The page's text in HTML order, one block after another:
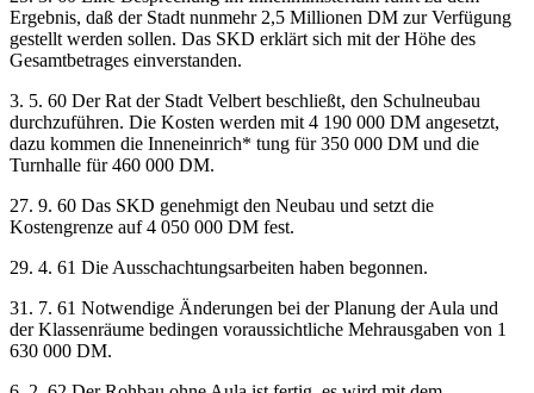
Ergebnis, daß der Stadt nunmehr 2,5 Millionen DM zur Verfügung
gestellt werden sollen. Das SKD erklärt sich mit der Höhe des
Gesamtbetrages einverstanden.
3. 5. 60 Der Rat der Stadt Velbert beschließt, den Schulneubau
durchzuführen. Die Kosten werden mit 4 190 000 DM angesetzt,
dazu kommen die Inneneinrich* tung für 350 000 DM und die
Turnhalle für 460 000 DM.
27. 9. 60 Das SKD genehmigt den Neubau und setzt die
Kostengrenze auf 4 050 000 DM fest.
29. 4. 61 Die Ausschachtungsarbeiten haben begonnen.
31. 7. 61 Notwendige Änderungen bei der Planung der Aula und
der Klassenräume bedingen voraussichtliche Mehrausgaben von 1
630 000 DM.